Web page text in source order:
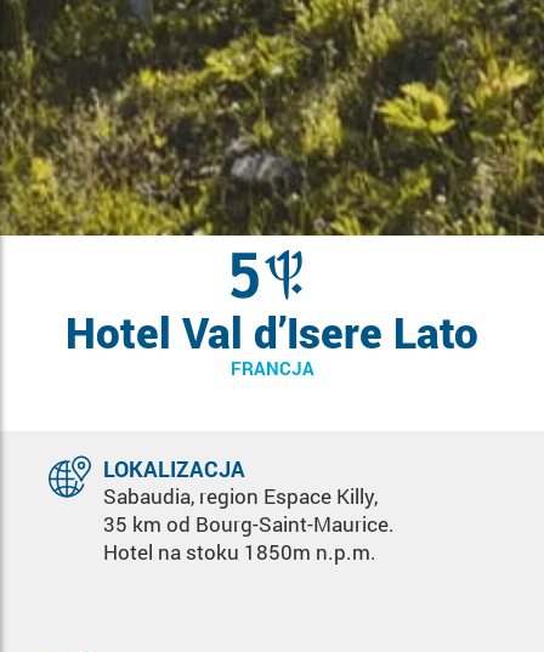
Hotel Val d’Isere Lato
FRANCJA
LOKALIZACJA
Sabaudia, region Espace Killy,
35 km od Bourg-Saint-Maurice.
Hotel na stoku 1850m n.p.m.